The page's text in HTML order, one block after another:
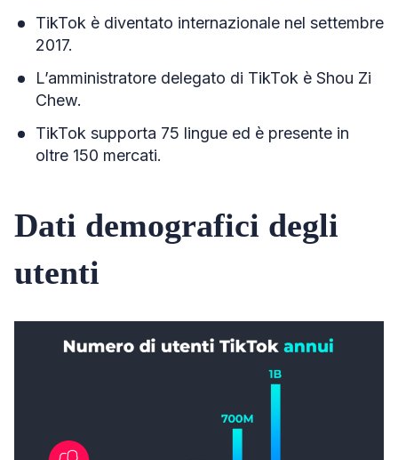
TikTok è diventato internazionale nel settembre
2017.
L’amministratore delegato di TikTok è Shou Zi
Chew.
TikTok supporta 75 lingue ed è presente in
oltre 150 mercati.
Dati demografici degli
utenti